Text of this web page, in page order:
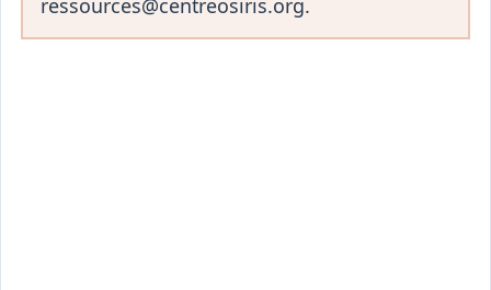
ressources@centreosiris.org.